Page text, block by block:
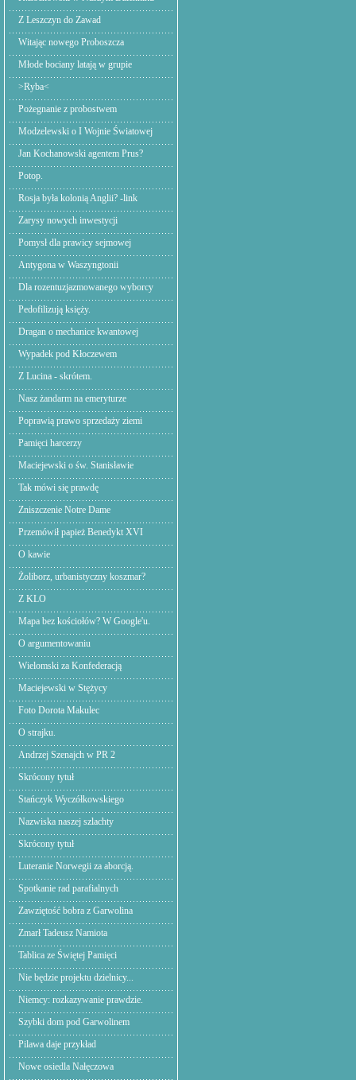
Z Leszczyn do Zawad
Witając nowego Proboszcza
Młode bociany latają w grupie
>Ryba<
Pożegnanie z probostwem
Modzelewski o I Wojnie Światowej
Jan Kochanowski agentem Prus?
Potop.
Rosja była kolonią Anglii? -link
Zarysy nowych inwestycji
Pomysł dla prawicy sejmowej
Antygona w Waszyngtonii
Dla rozentuzjazmowanego wyborcy
Pedofilizują księży.
Dragan o mechanice kwantowej
Wypadek pod Kłoczewem
Z Lucina - skrótem.
Nasz żandarm na emeryturze
Poprawią prawo sprzedaży ziemi
Pamięci harcerzy
Maciejewski o św. Stanisławie
Tak mówi się prawdę
Zniszczenie Notre Dame
Przemówił papież Benedykt XVI
O kawie
Żoliborz, urbanistyczny koszmar?
Z KLO
Mapa bez kościołów? W Google'u.
O argumentowaniu
Wielomski za Konfederacją
Maciejewski w Stężycy
Foto Dorota Makulec
O strajku.
Andrzej Szenajch w PR 2
Skrócony tytuł
Stańczyk Wyczółkowskiego
Nazwiska naszej szlachty
Skrócony tytuł
Luteranie Norwegii za aborcją.
Spotkanie rad parafialnych
Zawziętość bobra z Garwolina
Zmarł Tadeusz Namiota
Tablica ze Świętej Pamięci
Nie będzie projektu dzielnicy...
Niemcy: rozkazywanie prawdzie.
Szybki dom pod Garwolinem
Pilawa daje przykład
Nowe osiedla Nałęczowa